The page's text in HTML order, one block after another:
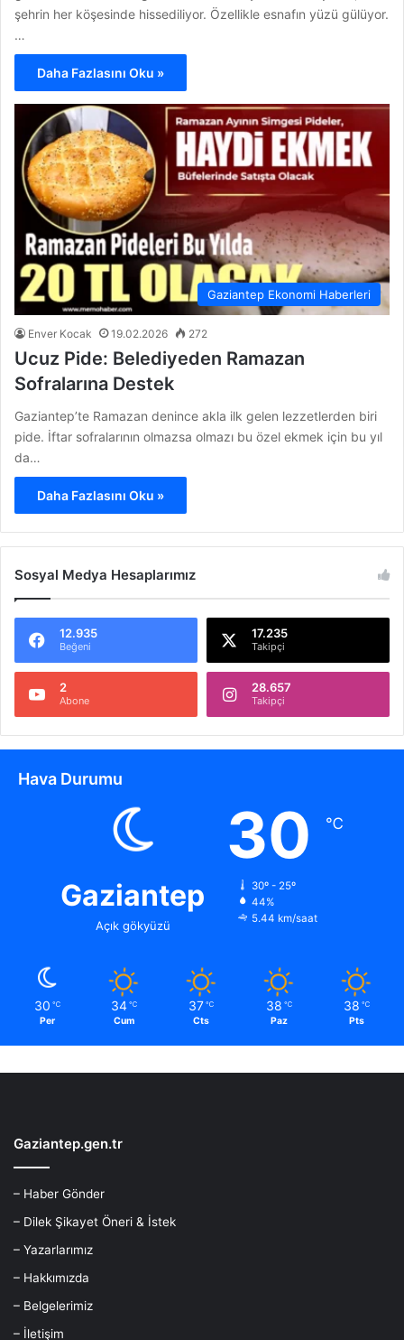
şehrin her köşesinde hissediliyor. Özellikle esnafın yüzü gülüyor.
…
Daha Fazlasını Oku »
Gaziantep Ekonomi Haberleri
Enver Kocak 19.02.2026 272
Ucuz Pide: Belediyeden Ramazan
Sofralarına Destek
Gaziantep’te Ramazan denince akla ilk gelen lezzetlerden biri
pide. İftar sofralarının olmazsa olmazı bu özel ekmek için bu yıl
da…
Daha Fazlasını Oku »
Sosyal Medya Hesaplarımız
12.935
Beğeni
17.235
Takipçi
2
Abone
28.657
Takipçi
Hava Durumu
Gaziantep
Açık gökyüzü
30 ℃
30º - 25º
44%
5.44 km/saat
30 ℃
Per
34 ℃
Cum
37 ℃
Cts
38 ℃
Paz
38 ℃
Pts
Gaziantep.gen.tr
– Haber Gönder
– Dilek Şikayet Öneri & İstek
– Yazarlarımız
– Hakkımızda
– Belgelerimiz
– İletişim